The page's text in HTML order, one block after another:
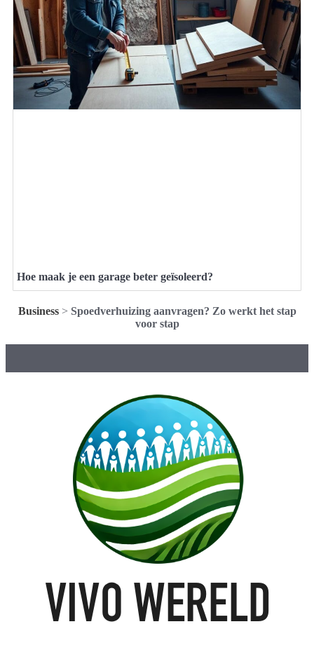
Hoe maak je een garage beter geïsoleerd?
Business> Spoedverhuizing aanvragen? Zo werkt het stap
voor stap